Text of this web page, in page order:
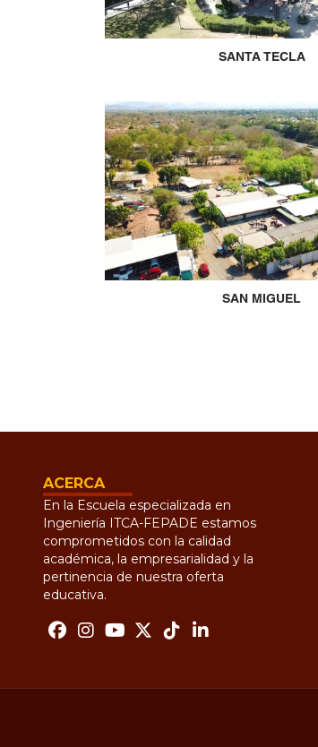
SANTA TECLA
SAN MIGUEL
ACERCA
En la Escuela especializada en
Ingeniería ITCA-FEPADE estamos
comprometidos con la calidad
académica, la empresarialidad y la
pertinencia de nuestra oferta
educativa.